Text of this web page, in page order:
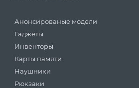
Анонсированые модели
Гаджеты
Инвенторы
Карты памяти
Наушники
Рюкзаки